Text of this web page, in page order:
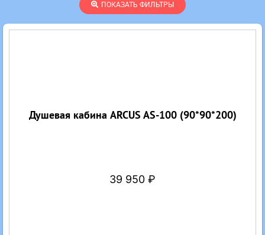
ПОКАЗАТЬ ФИЛЬТРЫ
Душевая кабина ARCUS AS-100 (90*90*200)
39 950 ₽